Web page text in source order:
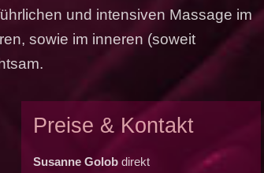
und intensiven Massage im
sowie im inneren (soweit
Preise & Kontakt
Susanne Golob direkt